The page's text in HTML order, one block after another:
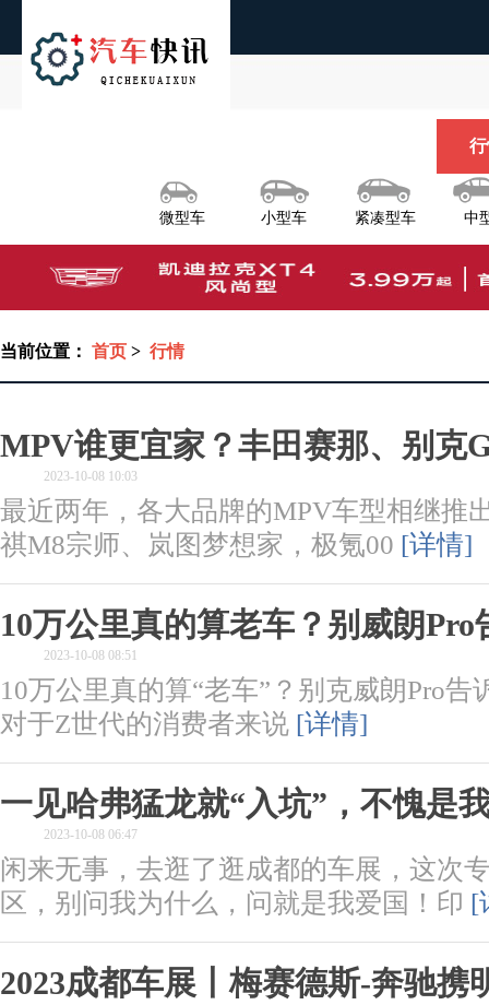
微型车 小型车 紧凑型车 中
当前位置： 首页 > 行情
MPV谁更宜家？丰田赛那、别克
2023-10-08 10:03
最近两年，各大品牌的MPV车型相继推
祺M8宗师、岚图梦想家，极氪00 [详情]
10万公里真的算老车？别威朗
2023-10-08 08:51
10万公里真的算“老车”？别克威朗Pro
对于Z世代的消费者来说 [详情]
一见哈弗猛龙就“入坑”，不愧是
2023-10-08 06:47
闲来无事，去逛了逛成都的车展，这次
区，别问我为什么，问就是我爱国！印 [
2023成都车展丨梅赛德斯-奔驰携